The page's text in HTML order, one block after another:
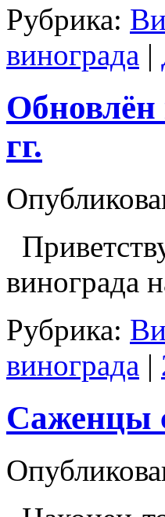
Рубрика:
винограда |
Обновлён
гг.
винограда
Рубрика:
винограда |
Саженцы